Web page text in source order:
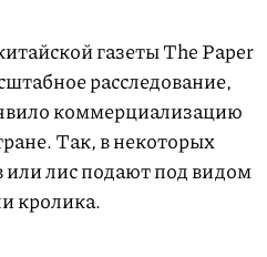
газеты The Paper
расследование,
коммерциализацию
Так, в некоторых
или лис подают под видом
кролика.